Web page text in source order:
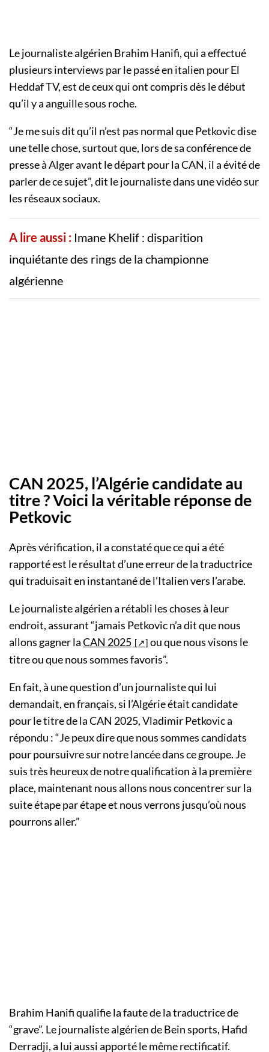
Le journaliste algérien Brahim Hanifi, qui a effectué
plusieurs interviews par le passé en italien pour El
Heddaf TV, est de ceux qui ont compris dès le début
qu’il y a anguille sous roche.
“Je me suis dit qu’il n’est pas normal que Petkovic dise
une telle chose, surtout que, lors de sa conférence de
presse à Alger avant le départ pour la CAN, il a évité de
parler de ce sujet”, dit le journaliste dans une vidéo sur
les réseaux sociaux.
A lire aussi : Imane Khelif : disparition
inquiétante des rings de la championne
algérienne
CAN 2025, l’Algérie candidate au
titre ? Voici la véritable réponse de
Petkovic
Après vérification, il a constaté que ce qui a été
rapporté est le résultat d’une erreur de la traductrice
qui traduisait en instantané de l’Italien vers l’arabe.
Le journaliste algérien a rétabli les choses à leur
endroit, assurant “jamais Petkovic n’a dit que nous
allons gagner laCAN 2025
ou que nous visons le
titre ou que nous sommes favoris”.
En fait, à une question d’un journaliste qui lui
demandait, en français, si l’Algérie était candidate
pour le titre de la CAN 2025, Vladimir Petkovic a
répondu : “Je peux dire que nous sommes candidats
pour poursuivre sur notre lancée dans ce groupe. Je
suis très heureux de notre qualification à la première
place, maintenant nous allons nous concentrer sur la
suite étape par étape et nous verrons jusqu’où nous
pourrons aller.”
Brahim Hanifi qualifie la faute de la traductrice de
“grave”. Le journaliste algérien de Bein sports, Hafid
Derradji, a lui aussi apporté le même rectificatif.